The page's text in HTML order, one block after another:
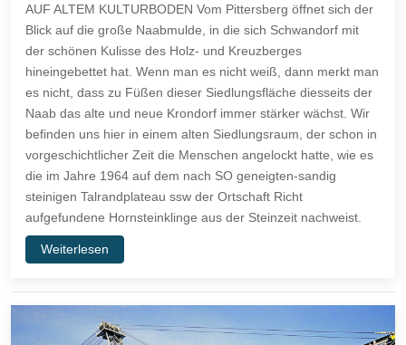
AUF ALTEM KULTURBODEN Vom Pittersberg öffnet sich der
Blick auf die große Naabmulde, in die sich Schwandorf mit
der schönen Kulisse des Holz- und Kreuzberges
hineingebettet hat. Wenn man es nicht weiß, dann merkt man
es nicht, dass zu Füßen dieser Siedlungsfläche diesseits der
Naab das alte und neue Krondorf immer stärker wächst. Wir
befinden uns hier in einem alten Siedlungsraum, der schon in
vor­geschichtlicher Zeit die Menschen angelockt hatte, wie es
die im Jahre 1964 auf dem nach SO geneigten-sandig
steinigen Talrandplateau ssw der Ortschaft Richt
aufgefundene Hornsteinklinge aus der Steinzeit nachweist.
Weiterlesen